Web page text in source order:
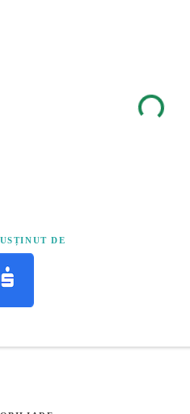
DE